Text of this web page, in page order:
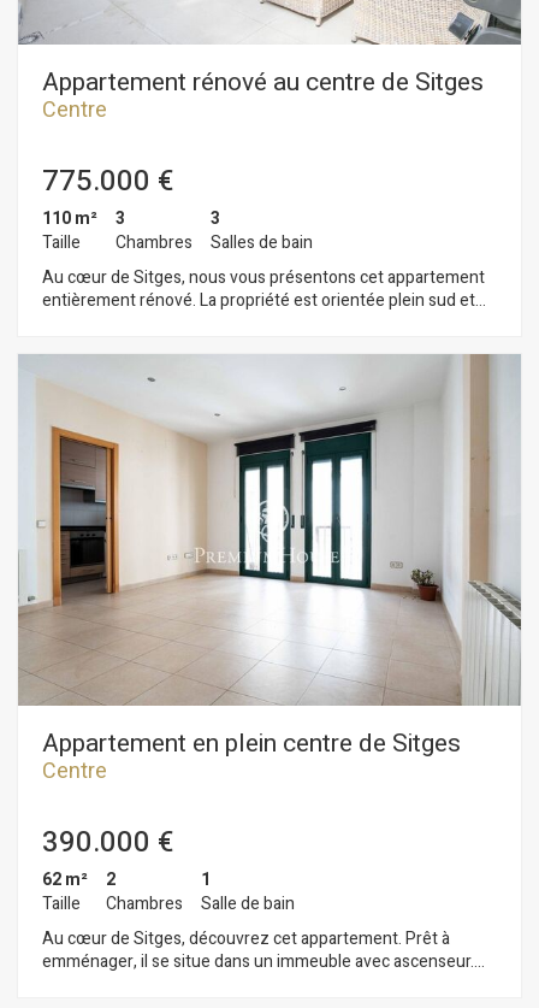
de Sitges, dans un quartier prisé pour sa proximité avec les
commerces et services essentiels et la plage.
Appartement rénové au centre de Sitges
Centre
775.000 €
110 m²
Taille
3
Chambres
3
Salles de bain
Au cœur de Sitges, nous vous présentons cet appartement
entièrement rénové. La propriété est orientée plein sud et
également sur cette terrasse. L'espace nuit comprend trois
chambres doubles, dont deux avec salle de bains privative.
Une salle de bains complète dessert la troisième chambre et
le reste de l'appartement. Situé en plein centre-ville de
Sitges, cet appartement bénéficie d'un emplacement idéal, à
proximité de toutes les commodités et de la plage. Le centre
de Sitges est animé toute l'année, parfait pour profiter des
festivités locales.
Appartement en plein centre de Sitges
Centre
390.000 €
62 m²
Taille
2
Chambres
1
Salle de bain
Au cœur de Sitges, découvrez cet appartement. Prêt à
emménager, il se situe dans un immeuble avec ascenseur.